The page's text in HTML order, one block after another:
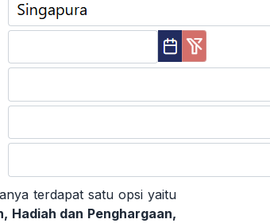
terdapat satu opsi yaitu
Hadiah dan Penghargaan,